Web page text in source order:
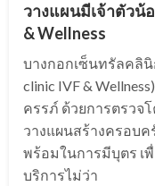
วางแผนมีเจ้าตัวน้
& Wellness
บางกอกเซ็นทรัลคลินิ
clinic IVF &
ครรภ์ ด้วยการตรวจ
วางแผนสร้างครอบ
พร้อมในการมีบุตร เ
บริการไม่ว่า